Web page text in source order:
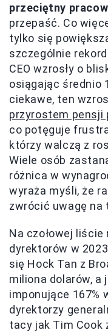
przeciętny
przepaść. Co
tylko się
szczególnie
CEO wzrosły o
osiągając średnio
ciekawe, ten
przyrostem pensji
co potęguje
którzy walczą z
Wiele osób
różnica w
wyraża myśli, że
zwrócić uwagę na
Na czołowej liście
dyrektorów w
się Hock Tan z
miliona dolarów, a
imponujące 167%
dyrektorzy
tacy jak Tim Cook